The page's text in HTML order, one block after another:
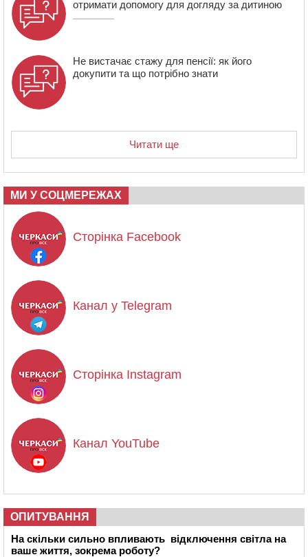
отримати допомогу для догляду за дитиною
Не вистачає стажу для пенсії: як його
докупити та що потрібно знати
Читати ще
МИ У СОЦМЕРЕЖАХ
Сторінка Facebook
Канал у Telegram
Сторінка Instagram
Канал YouTube
ОПИТУВАННЯ
На скільки сильно впливають відключення світла на
ваше життя, зокрема роботу?